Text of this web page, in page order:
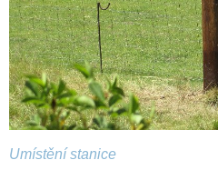
Umístění stanice